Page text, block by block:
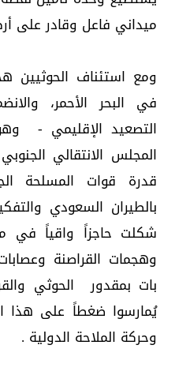
ميداني فاعل وقادر على
ومع استئناف الحوثيين
في البحر الأحمر،
التصعيد الإقليمي -
المجلس الانتقالي
قدرة قوات المسلحة
بالطيران السعودي
شكلت حاجزاً واقياً في
وهجمات القراصنة
بات بمقدور الحوثي
يُمارسوا ضغطاً على هذا
وحركة الملاحة الدولية .